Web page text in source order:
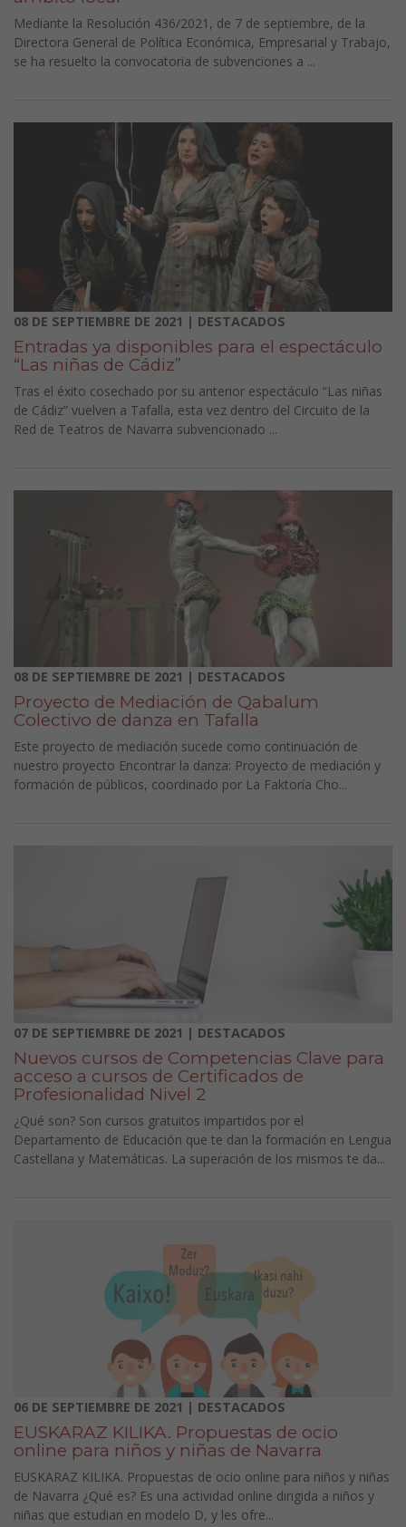
Mediante la Resolución 436/2021, de 7 de septiembre, de la
Directora General de Política Económica, Empresarial y Trabajo,
se ha resuelto la convocatoria de subvenciones a ...
08 DE SEPTIEMBRE DE 2021 | DESTACADOS
Entradas ya disponibles para el espectáculo
“Las niñas de Cádiz”
Tras el éxito cosechado por su anterior espectáculo “Las niñas
de Cádiz” vuelven a Tafalla, esta vez dentro del Circuito de la
Red de Teatros de Navarra subvencionado ...
08 DE SEPTIEMBRE DE 2021 | DESTACADOS
Proyecto de Mediación de Qabalum
Colectivo de danza en Tafalla
Este proyecto de mediación sucede como continuación de
nuestro proyecto Encontrar la danza: Proyecto de mediación y
formación de públicos, coordinado por La Faktoría Cho...
07 DE SEPTIEMBRE DE 2021 | DESTACADOS
Nuevos cursos de Competencias Clave para
acceso a cursos de Certificados de
Profesionalidad Nivel 2
¿Qué son? Son cursos gratuitos impartidos por el
Departamento de Educación que te dan la formación en Lengua
Castellana y Matemáticas. La superación de los mismos te da...
06 DE SEPTIEMBRE DE 2021 | DESTACADOS
EUSKARAZ KILIKA. Propuestas de ocio
online para niños y niñas de Navarra
EUSKARAZ KILIKA. Propuestas de ocio online para niños y niñas
de Navarra ¿Qué es? Es una actividad online dirigida a niños y
niñas que estudian en modelo D, y les ofre...